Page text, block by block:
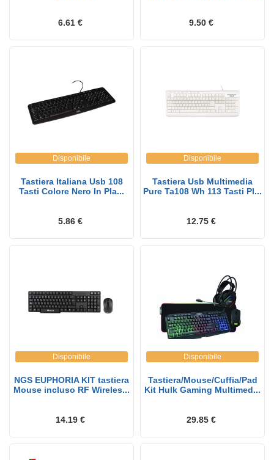
6.61 € 9.50 €
Disponibile
Tastiera Italiana Usb 108
Tasti Colore Nero In Pla...
5.86 €
Disponibile
Tastiera Usb Multimedia
Pure Ta108 Wh 113 Tasti Pl...
12.75 €
Disponibile
NGS EUPHORIA KIT tastiera
Mouse incluso RF Wireles...
14.19 €
Disponibile
Tastiera/Mouse/Cuffia/Pad
Kit Hulk Gaming Multimed...
29.85 €